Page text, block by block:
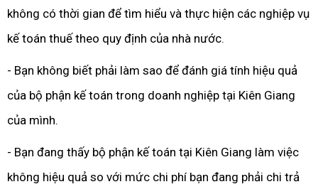
không có thời gian để tìm hiểu và thực hiện các nghiệp vụ
kế toán thuế theo quy định của nhà nước.
- Bạn không biết phải làm sao để đánh giá tính hiệu quả
của bộ phận kế toán trong doanh nghiệp tại Kiên Giang
của mình.
- Bạn đang thấy bộ phận kế toán tại Kiên Giang làm việc
không hiệu quả so với mức chi phí bạn đang phải chi trả